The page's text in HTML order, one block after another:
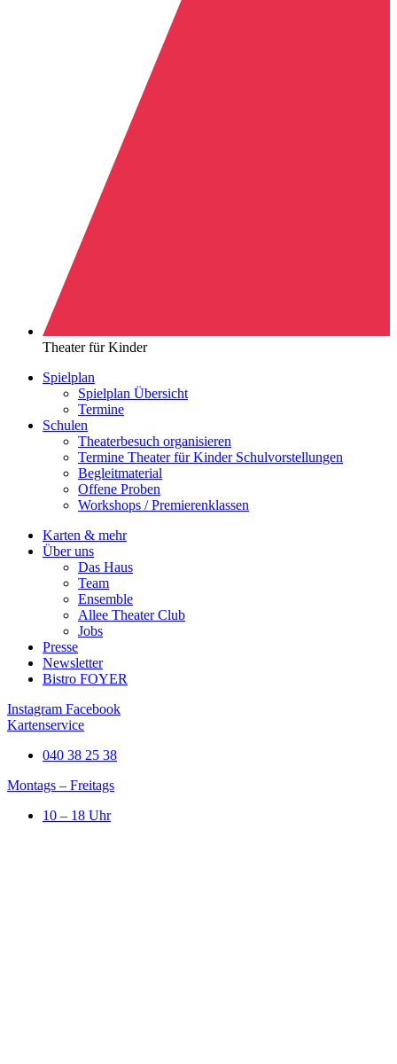
Theater für Kinder
Spielplan
Spielplan Übersicht
Termine
Schulen
Theaterbesuch organisieren
Termine Theater für Kinder Schulvorstellungen
Begleitmaterial
Offene Proben
Workshops / Premierenklassen
Karten & mehr
Über uns
Das Haus
Team
Ensemble
Allee Theater Club
Jobs
Presse
Newsletter
Bistro FOYER
Instagram Facebook
Kartenservice
040 38 25 38​
Montags – Freitags
10 – 18 Uhr